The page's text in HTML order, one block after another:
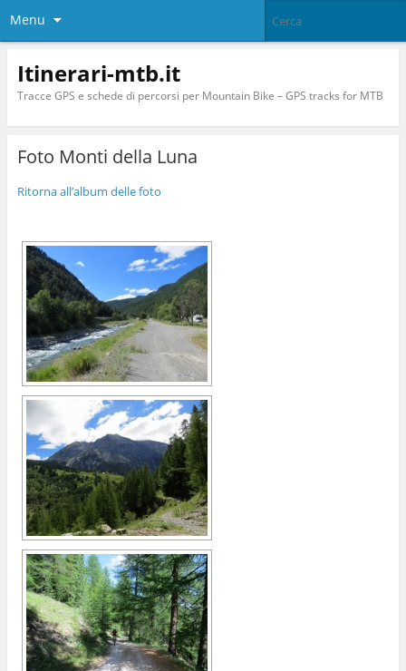
Menu
Itinerari-mtb.it
Tracce GPS e schede di percorsi per Mountain Bike – GPS tracks for MTB
Foto Monti della Luna
Ritorna all’album delle foto